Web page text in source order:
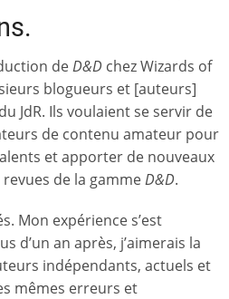
deD&D chez Wizards of
blogueurs et [auteurs]
JdR. Ils voulaient se servir de
de contenu amateur pour
et apporter de nouveaux
de la gammeD&D.
Mon expérience s’est
d’un an après, j’aimerais la
indépendants, actuels et
mêmes erreurs et